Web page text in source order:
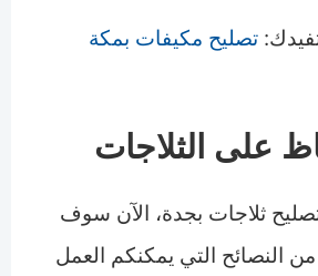
تصليح مكيفات بمكة
على الثلاجات
ثلاجات بجدة، الآن سوف
النصائح التي يمكنكم العمل